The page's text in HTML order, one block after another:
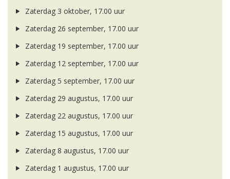
Zaterdag 3 oktober, 17.00 uur
Zaterdag 26 september, 17.00 uur
Zaterdag 19 september, 17.00 uur
Zaterdag 12 september, 17.00 uur
Zaterdag 5 september, 17.00 uur
Zaterdag 29 augustus, 17.00 uur
Zaterdag 22 augustus, 17.00 uur
Zaterdag 15 augustus, 17.00 uur
Zaterdag 8 augustus, 17.00 uur
Zaterdag 1 augustus, 17.00 uur